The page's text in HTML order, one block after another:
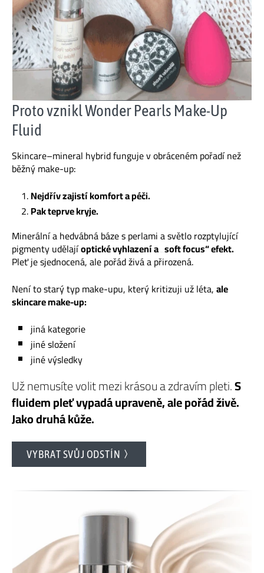
Proto vznikl Wonder Pearls Make-Up
Fluid
Skincare–mineral hybrid funguje v obráceném pořadí než
běžný make-up:
Nejdřív zajistí komfort a péči.
Pak teprve kryje.
Minerální a hedvábná báze s perlami a světlo rozptylující
pigmenty udělajíoptické vyhlazení a „soft focus“ efekt.
Pleť je sjednocená, ale pořád živá a přirozená.
Není to starý typ make-upu, který kritizuji už léta,ale
skincare make-up:
jiná kategorie
jiné složení
jiné výsledky
Už nemusíte volit mezi krásou a zdravím pleti.S
fluidem pleť vypadá upraveně, ale pořád živě.
Jako druhá kůže.
VYBRAT SVŮJ ODSTÍN